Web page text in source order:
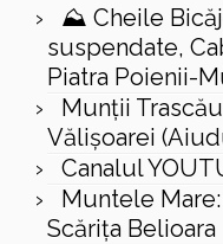
⛰️ Cheile
suspendate,
Piatra Poienii-
Munții
Vălișoarei
Canalul
Muntele
Scăriţa Belioara